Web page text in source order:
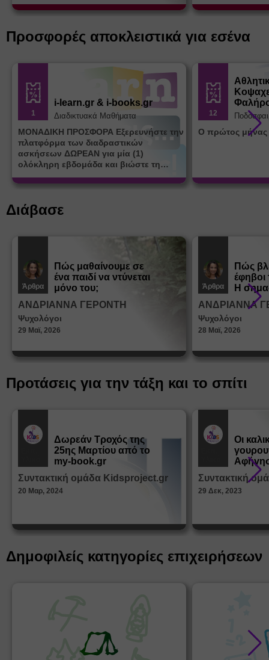
Προσφορές αποκλειστικά για εσένα
1
i-learn.gr & i-books.gr
Διαδικτυακά Μαθήματα
ΜΟΝΑΔΙΚΗ ΠΡΟΣΦΟΡΑ Εξερευνήστε την
πλατφόρμα των διαδραστικών
ασκήσεων ΔΩΡΕΑΝ για μία (1)
ολόκληρη εβδομάδα και βιώστε τη
learn.gr* * Αφορά νέες εγγραφές
12
Ο πρώτος
Διάβασε
Άρθρα
Πώς μαθαίνουμε σε
ένα παιδί να ντύνεται
μόνο του;
ΑΝΔΡΙΑΝΝΑ ΓΕΡΟΝΤΗ
Ψυχολόγοι
29 Μαϊ, 2026
Άρθρα
Πώς
Η
στη
ΑΝΔΡΙΑΝΝΑ
Ψυχολόγοι
28 Μαϊ, 2026
Προτάσεις για την τάξη και το σπίτι
Δωρεάν Tροχός της
25ης Μαρτίου από το
my-book.gr
Συντακτική ομάδα Kidsproject.gr
20 Μαρ, 2024
Οι
από τα
Συντακτική
29 Δεκ, 2023
Δημοφιλείς κατηγορίες επιχειρήσεων